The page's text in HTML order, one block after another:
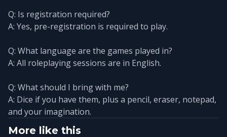
Q: Is registration required?
A: Yes, pre-registration is required to play.
Q: What language are the games played in?
A: All roleplaying sessions are in English.
Q: What should I bring with me?
A: Dice if you have them, plus a pencil, eraser, notepad,
and your imagination.
More like this